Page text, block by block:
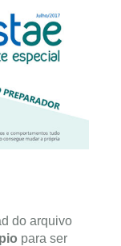
do arquivo
para ser